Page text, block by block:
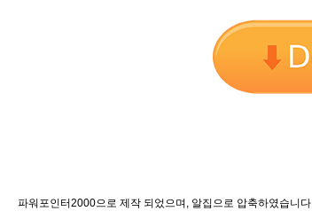
파워포인터2000으로 제작 되었으며, 알집으로 압축하였습니